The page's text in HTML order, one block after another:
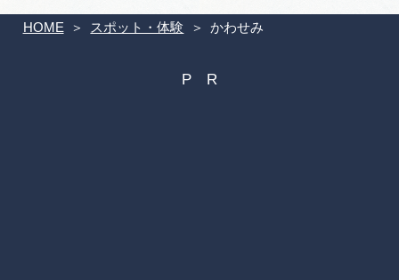
HOME スポット・体験 かわせみ